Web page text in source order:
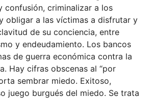
confusión, criminalizar a los
obligar a las víctimas a disfrutar y
de su conciencia, entre
y endeudamiento. Los bancos
de guerra económica contra la
Hay cifras obscenas al “por
sembrar miedo. Exitoso,
juego burgués del miedo. Se trata